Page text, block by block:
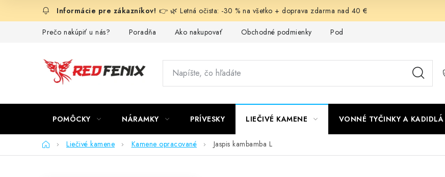
👉 🌿 Letná očista: -30 % na všetko + doprava zdarma nad 40 €
Prečo nakúpiť u nás? Poradňa Ako nakupovať Obchodné podmienky Podmienky ochrany osobných údajov
POMÔCKY NÁRAMKY PRÍVESKY LIEČIVÉ KAMENE VONNÉ TYČINKY A KADIDLÁ
DomovLiečivé kamene Kamene opracované Jaspis kambamba L